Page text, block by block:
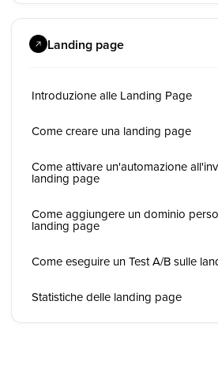
Landing page
Introduzione alle Landing Page
Come creare una landing page
Come attivare un'automazione
landing page
Come aggiungere un dominio
landing page
Come eseguire un Test A/B sulle
Statistiche delle landing page